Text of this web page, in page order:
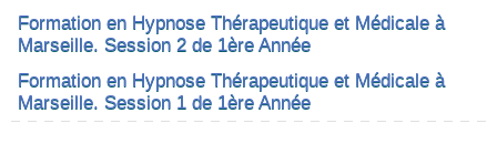
Formation en Hypnose Thérapeutique et Médicale à
Marseille. Session 2 de 1ère Année
Formation en Hypnose Thérapeutique et Médicale à
Marseille. Session 1 de 1ère Année